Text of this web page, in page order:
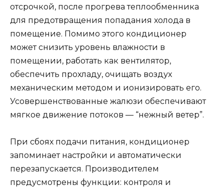
отсрочкой, после прогрева теплообменника
для предотвращения попадания холода в
помещение. Помимо этого кондиционер
может снизить уровень влажности в
помещении, работать как вентилятор,
обеспечить прохладу, очищать воздух
механическим методом и ионизировать его.
Усовершенствованные жалюзи обеспечивают
мягкое движение потоков — “нежный ветер”.
При сбоях подачи питания, кондиционер
запоминает настройки и автоматически
перезапускается. Производителем
предусмотрены функции: контроля и